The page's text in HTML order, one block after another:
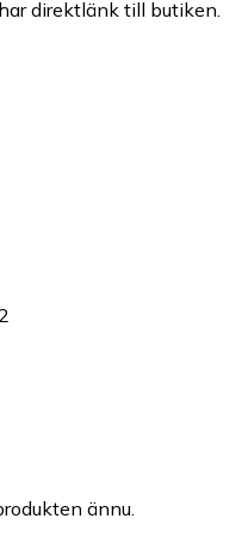
direktlänk till butiken.
ännu.